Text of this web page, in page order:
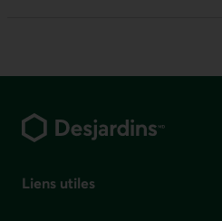
Liens utiles